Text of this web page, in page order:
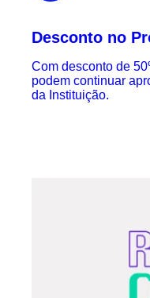
Desconto no
Com desconto de
podem continuar
da Instituição.